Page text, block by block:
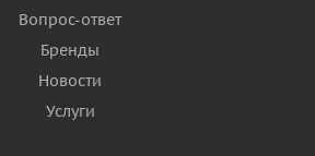
Вопрос-ответ
Бренды
Новости
Услуги